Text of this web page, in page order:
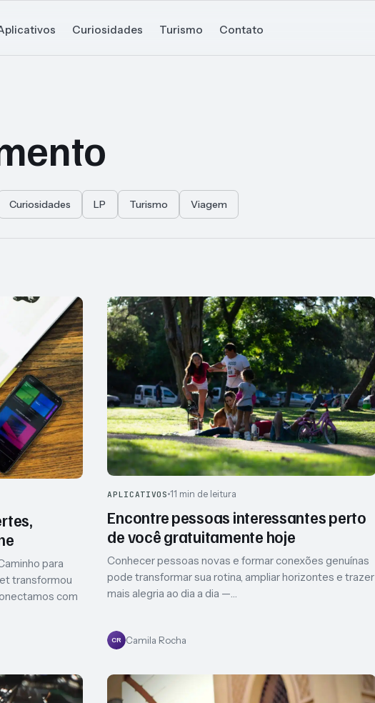
Curiosidades Turismo Contato
Curiosidades LP Turismo Viagem
para
transformou
com
APLICATIVOS 11 min de leitura
Encontre pessoas interessantes perto
de você gratuitamente hoje
Conhecer pessoas novas e formar conexões genuínas
pode transformar sua rotina, ampliar horizontes e trazer
mais alegria ao dia a dia —…
CR Camila Rocha